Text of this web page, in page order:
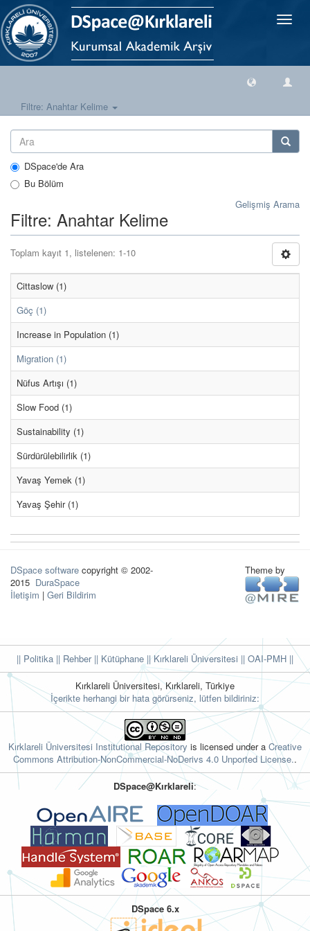
Geçiş
Filtre: Anahtar Kelime
DSpace'de Ara
Bu Bölüm
Gelişmiş Arama
Filtre: Anahtar Kelime
Toplam kayıt 1, listelenen: 1-10
Cittaslow (1)
Göç (1)
Increase in Population (1)
Migration (1)
Nüfus Artışı (1)
Slow Food (1)
Sustainability (1)
Sürdürülebilirlik (1)
Yavaş Yemek (1)
Yavaş Şehir (1)
DSpace software copyright © 2002-
2015 DuraSpace
İletişim | Geri Bildirim
Theme by
|| Politika || Rehber|| Kütüphane || Kırklareli Üniversitesi || OAI-PMH ||
Kırklareli Üniversitesi, Kırklareli, Türkiye
İçerikte herhangi bir hata görürseniz, lütfen bildiriniz:
Kırklareli Üniversitesi Institutional Repository is licensed under a Creative
Commons Attribution-NonCommercial-NoDerivs 4.0 Unported License..
DSpace@Kırklareli:
DSpace 6.x